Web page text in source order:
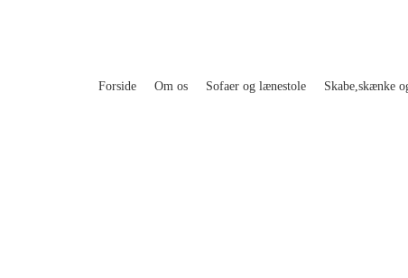
Forside Om os Sofaer og lænestole Skabe,skænke